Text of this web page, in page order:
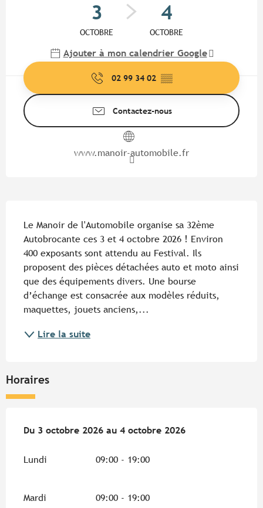
3
OCTOBRE
4
OCTOBRE
Ajouter à mon calendrier Google
02 99 34 02 ▒▒
Contactez-nous
www.manoir-automobile.fr
Le Manoir de l'Automobile organise sa 32ème
Autobrocante ces 3 et 4 octobre 2026 ! Environ
400 exposants sont attendu au Festival. Ils
proposent des pièces détachées auto et moto ainsi
que des équipements divers. Une bourse
d’échange est consacrée aux modèles réduits,
maquettes, jouets anciens,...
Lire la suite
Horaires
Du 3 octobre 2026 au 4 octobre 2026
Du 3 octobre 2026 au 4 octobre 2026
Lundi 09:00 - 19:00
Mardi 09:00 - 19:00